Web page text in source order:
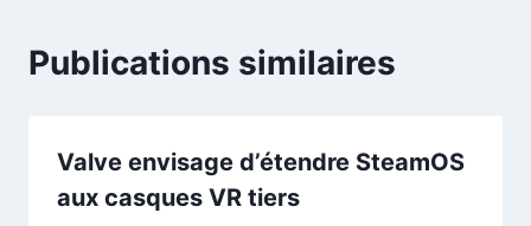
Publications similaires
Valve envisage d’étendre SteamOS
aux casques VR tiers